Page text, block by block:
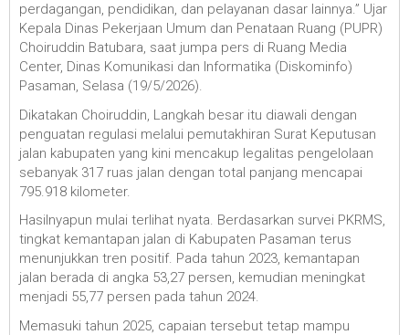
perdagangan, pendidikan, dan pelayanan dasar lainnya.” Ujar
Kepala Dinas Pekerjaan Umum dan Penataan Ruang (PUPR)
Choiruddin Batubara, saat jumpa pers di Ruang Media
Center, Dinas Komunikasi dan Informatika (Diskominfo)
Pasaman, Selasa (19/5/2026).
Dikatakan Choiruddin, Langkah besar itu diawali dengan
penguatan regulasi melalui pemutakhiran Surat Keputusan
jalan kabupaten yang kini mencakup legalitas pengelolaan
sebanyak 317 ruas jalan dengan total panjang mencapai
795.918 kilometer.
Hasilnyapun mulai terlihat nyata. Berdasarkan survei PKRMS,
tingkat kemantapan jalan di Kabupaten Pasaman terus
menunjukkan tren positif. Pada tahun 2023, kemantapan
jalan berada di angka 53,27 persen, kemudian meningkat
menjadi 55,77 persen pada tahun 2024.
Memasuki tahun 2025, capaian tersebut tetap mampu